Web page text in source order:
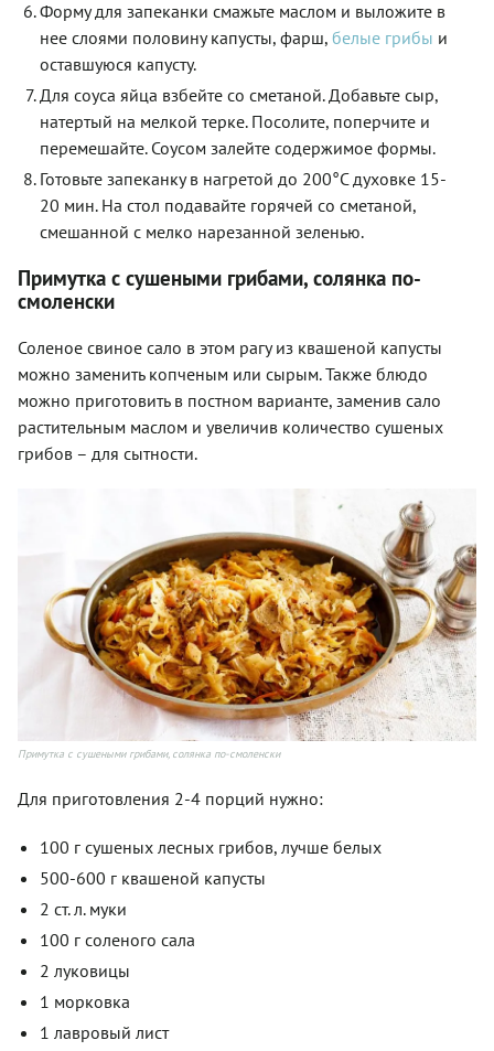
Форму для запеканки смажьте маслом и выложите в
нее слоями половину капусты, фарш, белые грибы и
оставшуюся капусту.
Для соуса яйца взбейте со сметаной. Добавьте сыр,
натертый на мелкой терке. Посолите, поперчите и
перемешайте. Соусом залейте содержимое формы.
Готовьте запеканку в нагретой до 200°C духовке 15-
20 мин. На стол подавайте горячей со сметаной,
смешанной с мелко нарезанной зеленью.
Примутка с сушеными грибами, солянка по-
смоленски
Соленое свиное сало в этом рагу из квашеной капусты
можно заменить копченым или сырым. Также блюдо
можно приготовить в постном варианте, заменив сало
растительным маслом и увеличив количество сушеных
грибов – для сытности.
Примутка с сушеными грибами, солянка по-смоленски
Для приготовления 2-4 порций нужно:
100 г сушеных лесных грибов, лучше белых
500-600 г квашеной капусты
2 ст. л. муки
100 г соленого сала
2 луковицы
1 морковка
1 лавровый лист